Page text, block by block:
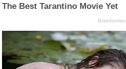
The Best Tarantino Movie Yet
Brainberries